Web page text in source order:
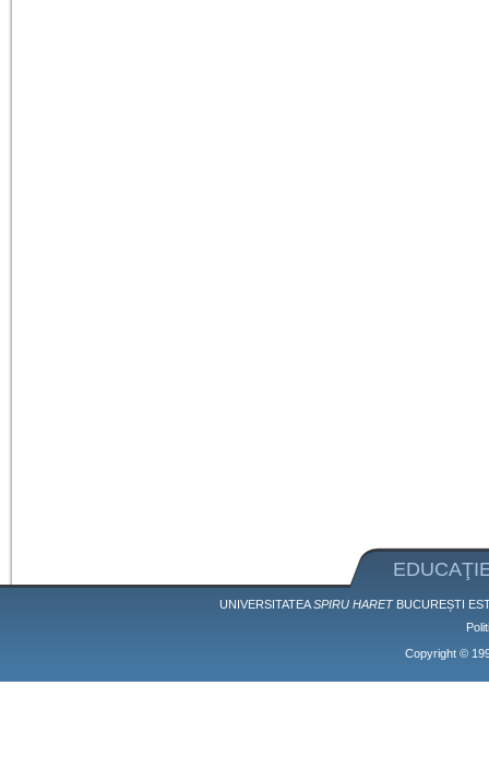
UNIVERSITATEASPIRU HARETBUCUREȘTI
Copyright ©